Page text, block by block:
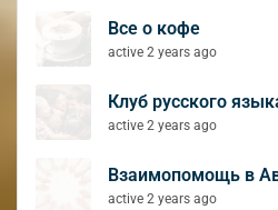
Все о кофе
active 2 years ago
Клуб русского
active 2 years ago
Взаимопомощь в
active 2 years ago